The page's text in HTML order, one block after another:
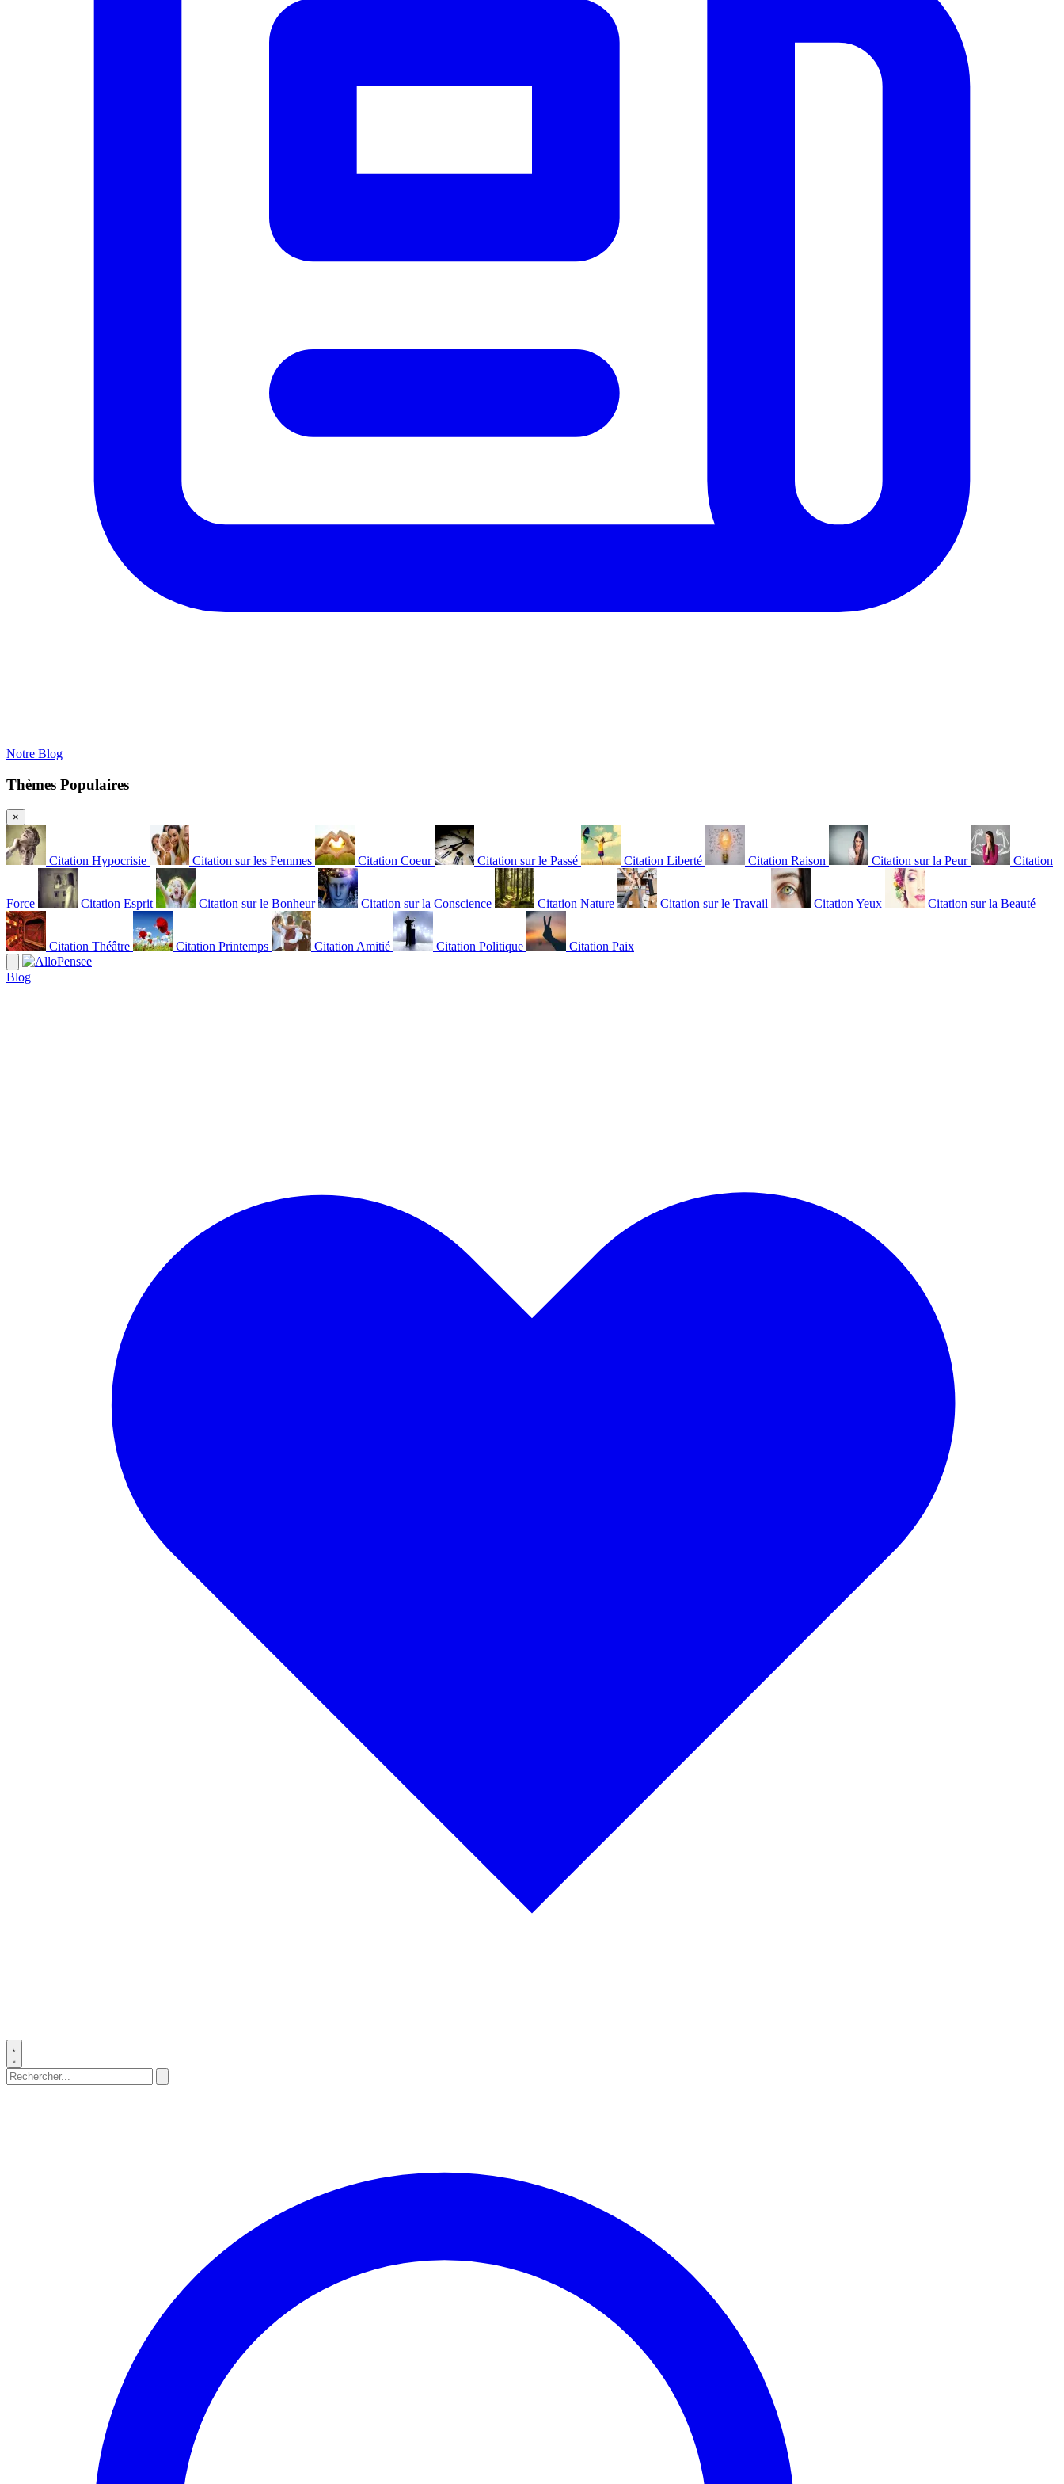
Notre Blog
Thèmes Populaires
×
Citation Hypocrisie Citation sur les Femmes Citation Coeur Citation sur le Passé Citation Liberté Citation Raison Citation sur la Peur Citation
Force Citation Esprit Citation sur le Bonheur Citation sur la Conscience Citation Nature Citation sur le Travail Citation Yeux Citation sur la Beauté
Citation Théâtre Citation Printemps Citation Amitié Citation Politique Citation Paix
Blog